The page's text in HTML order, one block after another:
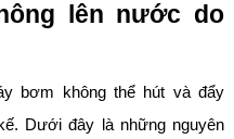
lên nước do
bơm không thể hút và đẩy
Dưới đây là những nguyên